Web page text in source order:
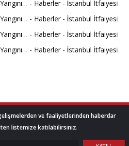
ve faaliyetlerinden haberdar
listemize katılabilirsiniz.